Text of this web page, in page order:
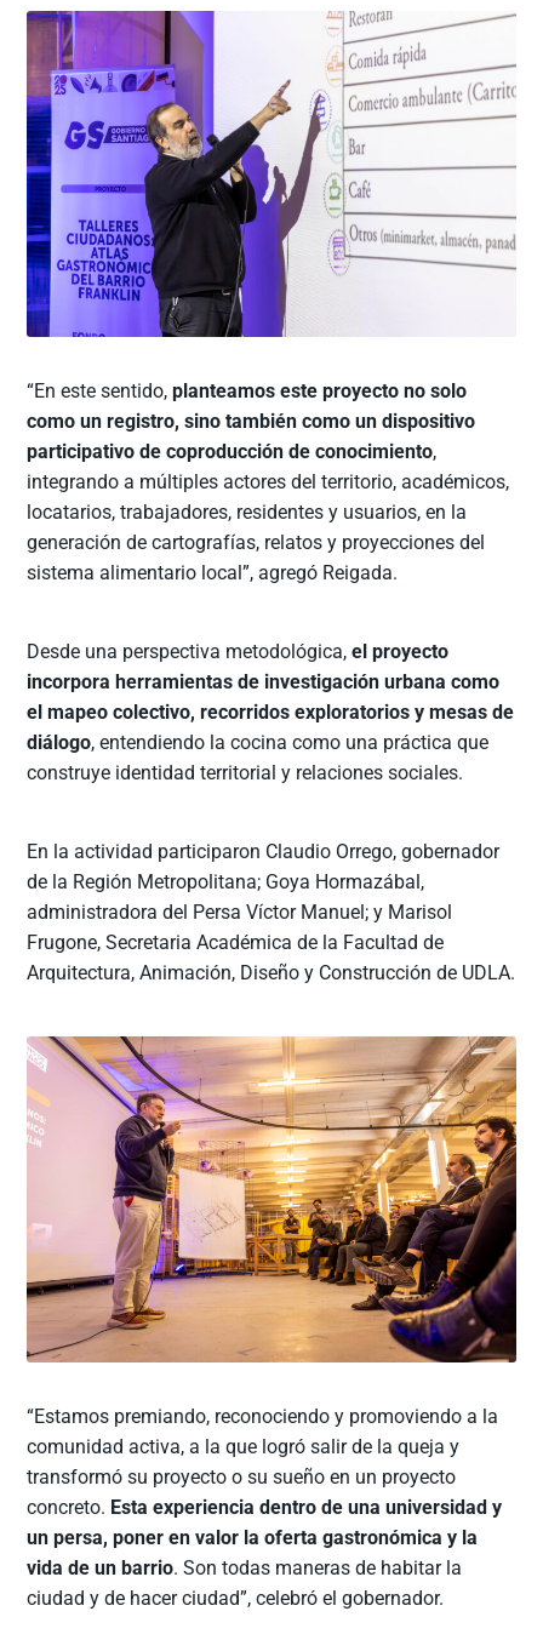
“En este sentido,planteamos este proyecto no solo
como un registro, sino también como un dispositivo
participativo de coproducción de conocimiento,
integrando a múltiples actores del territorio, académicos,
locatarios, trabajadores, residentes y usuarios, en la
generación de cartografías, relatos y proyecciones del
sistema alimentario local”, agregó Reigada.
Desde una perspectiva metodológica,el proyecto
incorpora herramientas de investigación urbana como
el mapeo colectivo, recorridos exploratorios y mesas de
diálogo, entendiendo la cocina como una práctica que
construye identidad territorial y relaciones sociales.
En la actividad participaron Claudio Orrego, gobernador
de la Región Metropolitana; Goya Hormazábal,
administradora del Persa Víctor Manuel; y Marisol
Frugone, Secretaria Académica de la Facultad de
Arquitectura, Animación, Diseño y Construcción de UDLA.
“Estamos premiando, reconociendo y promoviendo a la
comunidad activa, a la que logró salir de la queja y
transformó su proyecto o su sueño en un proyecto
concreto. Esta experiencia dentro de una universidad y
un persa, poner en valor la oferta gastronómica y la
vida de un barrio. Son todas maneras de habitar la
ciudad y de hacer ciudad”, celebró el gobernador.